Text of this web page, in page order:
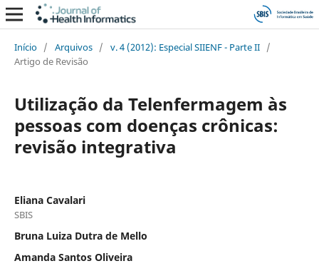
Início / Arquivos / v. 4 (2012): Especial SIIENF - Parte II /
Artigo de Revisão
Utilização da Telenfermagem às
pessoas com doenças crônicas:
revisão integrativa
Eliana Cavalari
SBIS
Bruna Luiza Dutra de Mello
Amanda Santos Oliveira